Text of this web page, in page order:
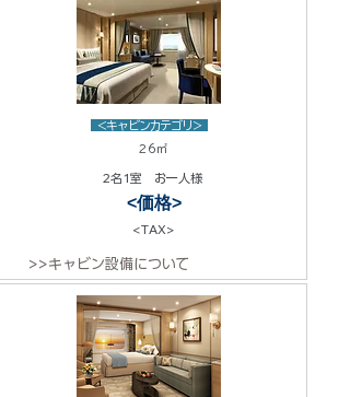
<キャビンカテゴリ>
26㎡
2名1室 お一人様
<価格>
<TAX>
>>キャビン設備について